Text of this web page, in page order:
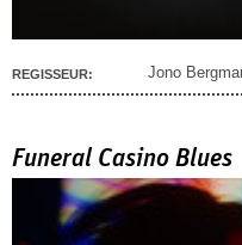
REGISSEUR: Jono
Funeral Casino Blues